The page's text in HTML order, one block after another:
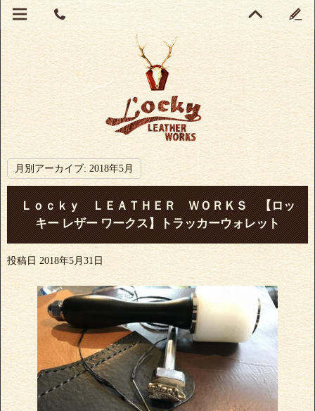
月別アーカイブ: 2018年5月
Ｌｏｃｋｙ ＬＥＡＴＨＥＲ ＷＯＲＫＳ 【ロッ
キー レザー ワークス】トラッカーウォレット
投稿日 2018年5月31日